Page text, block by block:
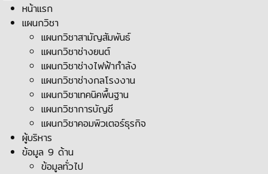
หน้าแรก
แผนกวิชา
แผนกวิชาสามัญสัมพันธ์
แผนกวิชาช่างยนต์
แผนกวิชาช่างไฟฟ้ากำลัง
แผนกวิชาช่างกลโรงงาน
แผนกวิชาเทคนิคพื้นฐาน
แผนกวิชาการบัญชี
แผนกวิชาคอมพิวเตอร์ธุรกิจ
ผู้บริหาร
ข้อมูล 9 ด้าน
ข้อมูลทั่วไป